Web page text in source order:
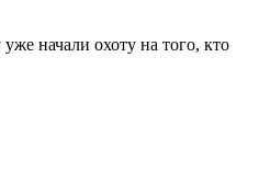
начали охоту на того, кто